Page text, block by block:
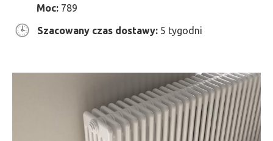
Moc: 789
Szacowany czas dostawy: 5 tygodni